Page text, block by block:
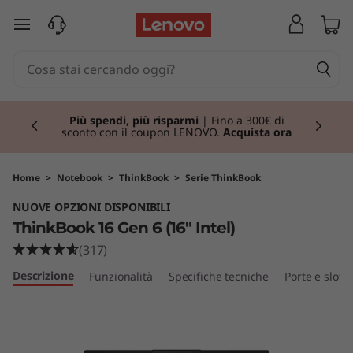
T
B
o
o
k
passa a contenuto principale
Più spendi, più risparmi | Fino a 300€ di
sconto con il coupon LENOVO. Acquista ora
Home > Notebook > ThinkBook > Serie ThinkBook
NUOVE OPZIONI DISPONIBILI
ThinkBook 16 Gen 6 (16" Intel)
(317)
Descrizione Funzionalità Specifiche tecniche Porte e slot